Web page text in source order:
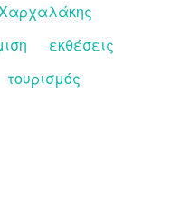
εκθέσεις
τουρισμός